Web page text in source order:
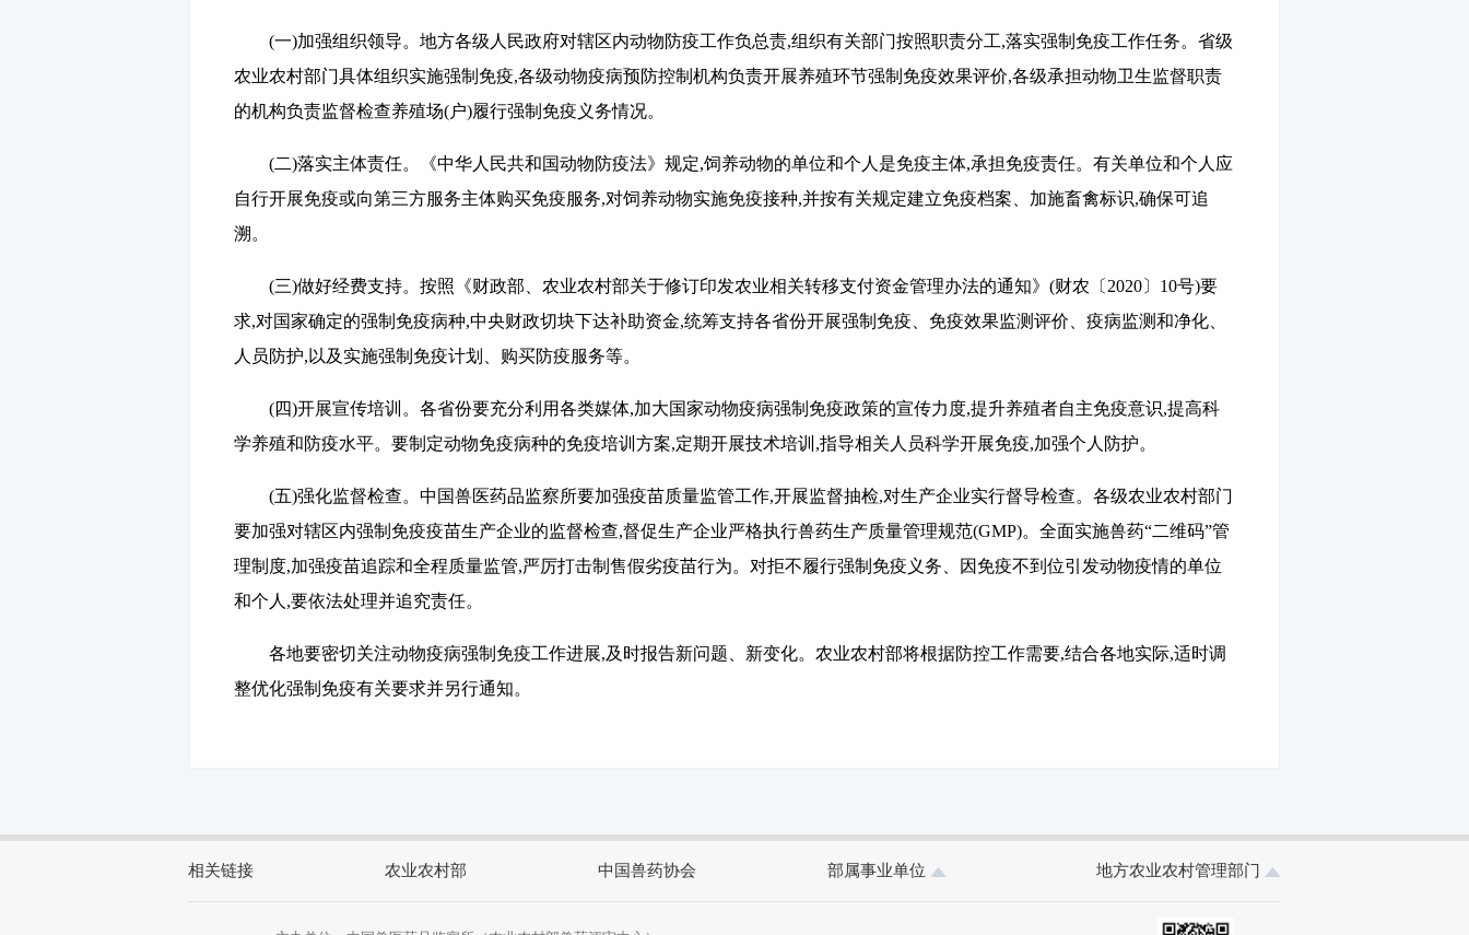
(一)加强组织领导。 地方各级人民政府对辖区内动物防疫工作负总责,组织有关部门按照职责分工,落实强制免疫工作任务。省级
农业农村部门具体组织实施强制免疫,各级动物疫病预防控制机构负责开展养殖环节强制免疫效果评价,各级承担动物卫生监督职责
的机构负责监督检查养殖场(户)履行强制免疫义务情况。
(二)落实主体责任。
《中华人民共和国动物防疫法》规定,饲养动物的单位和个人是免疫主体,承担免疫责任。有关单位和个人应
自行开展免疫或向第三方服务主体购买免疫服务,对饲养动物实施免疫接种,并按有关规定建立免疫档案、加施畜禽标识,确保可追
溯。
(三)做好经费支持。 按照《财政部、农业农村部关于修订印发农业相关转移支付资金管理办法的通知》(财农〔 2020〕 10号)要
求,对国家确定的强制免疫病种,中央财政切块下达补助资金,统筹支持各省份开展强制免疫、免疫效果监测评价、疫病监测和净化、
人员防护,以及实施强制免疫计划、购买防疫服务等。
(四)开展宣传培训。 各省份要充分利用各类媒体,加大国家动物疫病强制免疫政策的宣传力度,提升养殖者自主免疫意识,提高科
学养殖和防疫水平。要制定动物免疫病种的免疫培训方案,定期开展技术培训,指导相关人员科学开展免疫,加强个人防护。
(五)强化监督检查。 中国兽医药品监察所要加强疫苗质量监管工作,开展监督抽检,对生产企业实行督导检查。各级农业农村部门
要加强对辖区内强制免疫疫苗生产企业的监督检查,督促生产企业严格执行兽药生产质量管理规范(GMP)。全面实施兽药“二维码”管
理制度,加强疫苗追踪和全程质量监管,严厉打击制售假劣疫苗行为。对拒不履行强制免疫义务、因免疫不到位引发动物疫情的单位
和个人,要依法处理并追究责任。
各地要密切关注动物疫病强制免疫工作进展,及时报告新问题、新变化。农业农村部将根据防控工作需要,结合各地实际,适时调
整优化强制免疫有关要求并另行通知。
相关链接 农业农村部 中国兽药协会 部属事业单位 地方农业农村管理部门